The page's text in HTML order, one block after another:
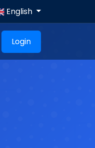
English
Login